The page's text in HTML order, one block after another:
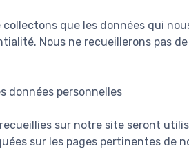
que les données qui
Nous ne recueillerons pas
données personnelles
sur notre site seront
sur les pages pertinentes de